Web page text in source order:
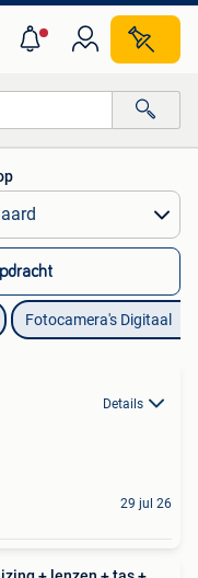
Fotocamera's Digitaal
Details
29 jul 26